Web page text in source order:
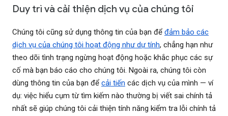
Duy trì và cải thiện dịch vụ của chúng tôi
Chúng tôi cũng sử dụng thông tin của bạn để đảm bảo các
dịch vụ của chúng tôi hoạt động như dự tính, chẳng hạn như
theo dõi tình trạng ngừng hoạt động hoặc khắc phục các sự
cố mà bạn báo cáo cho chúng tôi. Ngoài ra, chúng tôi còn
dùng thông tin của bạn để cải tiến các dịch vụ của mình — ví
dụ: việc hiểu cụm từ tìm kiếm nào thường bị viết sai chính tả
nhất sẽ giúp chúng tôi cải thiện tính năng kiểm tra lỗi chính tả